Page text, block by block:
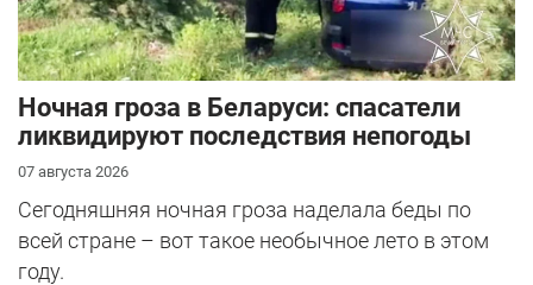
Ночная гроза в Беларуси: спасатели
ликвидируют последствия непогоды
07 августа 2026
Сегодняшняя ночная гроза наделала беды по
всей стране – вот такое необычное лето в этом
году.